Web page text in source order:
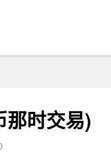
时交易)